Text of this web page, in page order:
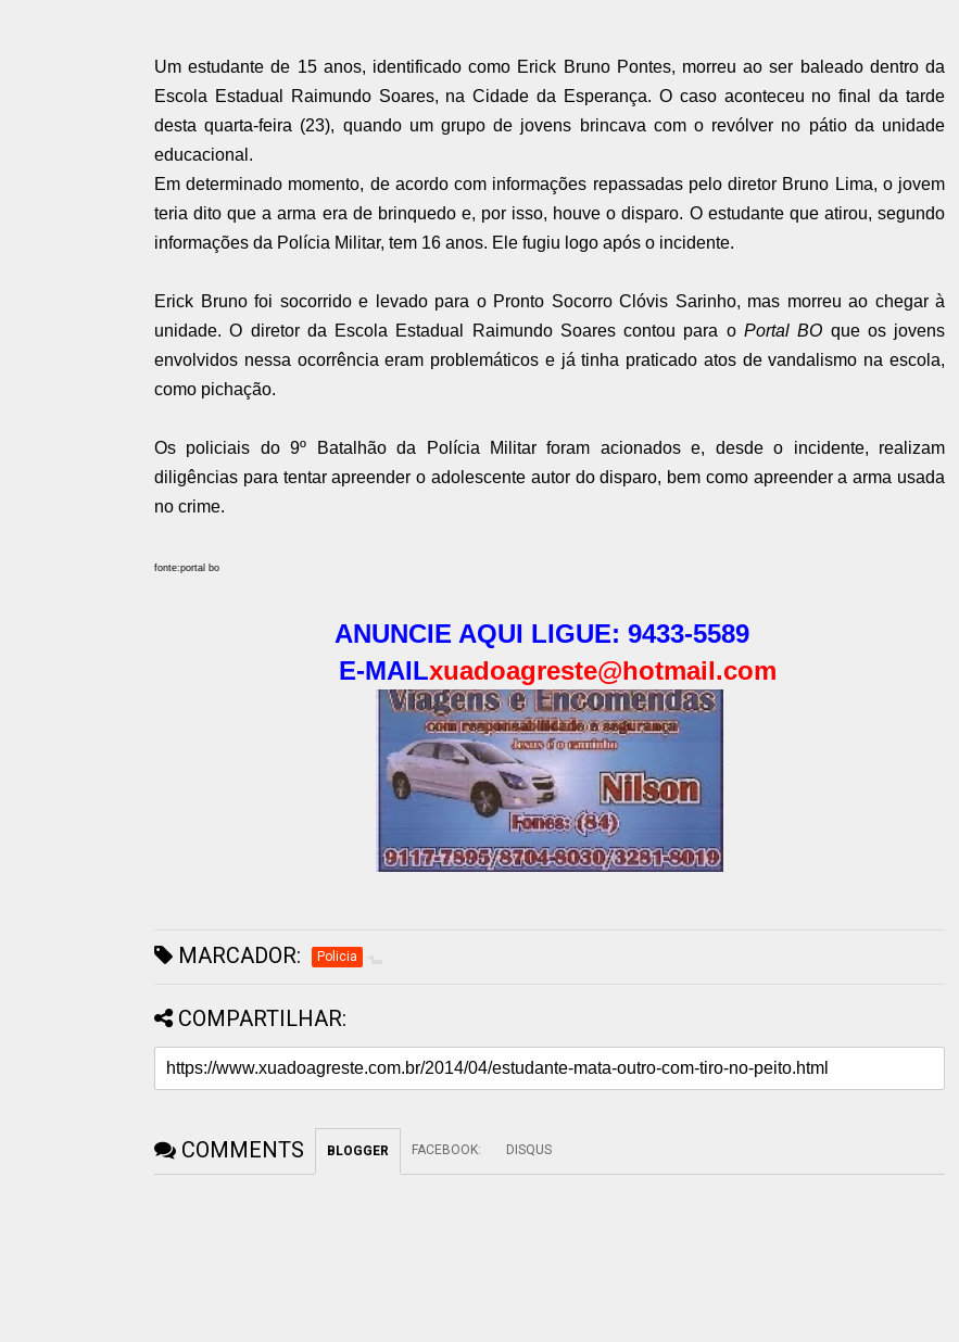
Umestudante de 15 anos, identificado como Erick Bruno Pontes, morreu ao ser baleado dentro da
Escola Estadual Raimundo Soares, na Cidade da Esperança. O caso aconteceu no final da tarde
desta quarta-feira (23), quando um grupo de jovens brincava com o revólver no pátio da unidade
educacional.
Em determinado momento, de acordo com informações repassadas pelo diretor Bruno Lima, o jovem
teria dito que a arma era de brinquedo e, por isso, houve o disparo. O estudante que atirou, segundo
informações da Polícia Militar, tem 16 anos. Ele fugiu logo após o incidente.
Erick Bruno foi socorrido e levado para o Pronto Socorro Clóvis Sarinho, mas morreu ao chegar à
unidade. O diretor da Escola Estadual Raimundo Soares contou para o Portal BO que os jovens
envolvidos nessa ocorrência eram problemáticos e já tinha praticado atos de vandalismo na escola,
como pichação.
Os policiais do 9º Batalhão da Polícia Militar foram acionados e, desde o incidente, realizam
diligências para tentar apreender o adolescente autor do disparo, bem como apreender aarma usada
no crime.
fonte:portal bo
ANUNCIE AQUI LIGUE: 9433-5589
E-MAILxuadoagreste@hotmail.com
MARCADOR: Policia
COMPARTILHAR:
COMMENTS BLOGGER FACEBOOK: DISQUS